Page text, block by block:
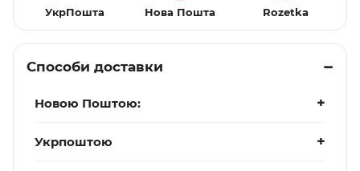
УкрПошта Нова Пошта Rozetka
Способи доставки
Новою Поштою:
Укрпоштою